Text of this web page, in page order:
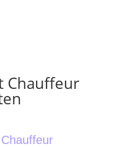
Chauffeur